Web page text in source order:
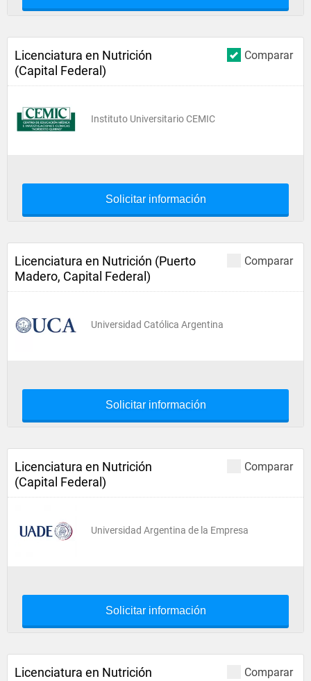
Comparar
Licenciatura en Nutrición
(Capital Federal)
Instituto Universitario CEMIC
Solicitar información
Comparar
Licenciatura en Nutrición (Puerto
Madero, Capital Federal)
Universidad Católica Argentina
Solicitar información
Comparar
Licenciatura en Nutrición
(Capital Federal)
Universidad Argentina de la Empresa
Solicitar información
Comparar
Licenciatura en Nutrición